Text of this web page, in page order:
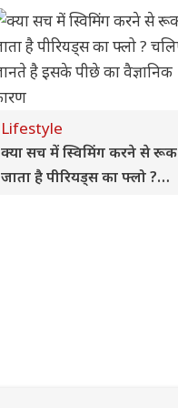
Lifestyle
क्या सच में स्विमिंग करने से रूक
जाता है पीरियड्स का फ्लो ?